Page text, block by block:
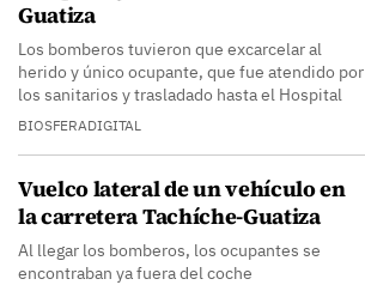
Guatiza
Los bomberos tuvieron que excarcelar al
herido y único ocupante, que fue atendido por
los sanitarios y trasladado hasta el Hospital
BIOSFERADIGITAL
Vuelco lateral de un vehículo en
la carretera Tachíche-Guatiza
Al llegar los bomberos, los ocupantes se
encontraban ya fuera del coche